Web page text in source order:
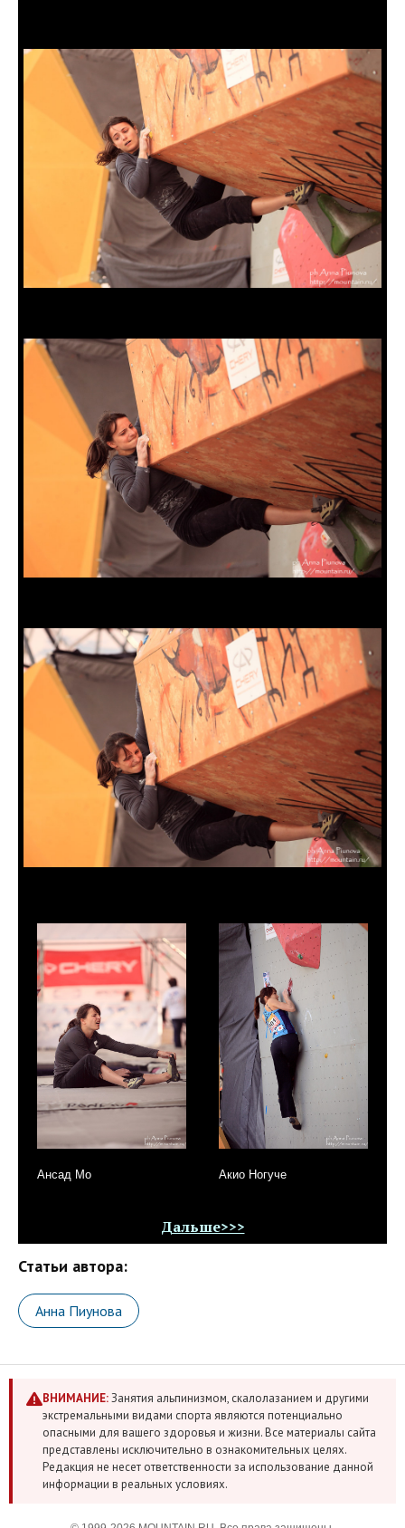
Ансад Мо Акио Ногуче
Дальше>>>
Статьи автора:
Анна Пиунова
ВНИМАНИЕ:Занятия альпинизмом, скалолазанием и другими
экстремальными видами спорта являются потенциально
опасными для вашего здоровья и жизни. Все материалы сайта
представлены исключительно в ознакомительных целях.
Редакция не несет ответственности за использование данной
информации в реальных условиях.